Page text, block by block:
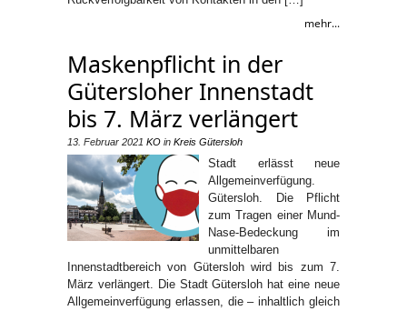
mehr...
Maskenpflicht in der
Gütersloher Innenstadt
bis 7. März verlängert
13. Februar 2021 KO in Kreis Gütersloh
Stadt erlässt neue
Allgemeinverfügung.
Gütersloh. Die Pflicht
zum Tragen einer Mund-
Nase-Bedeckung im
unmittelbaren
Innenstadtbereich von Gütersloh wird bis zum 7.
März verlängert. Die Stadt Gütersloh hat eine neue
Allgemeinverfügung erlassen, die – inhaltlich gleich